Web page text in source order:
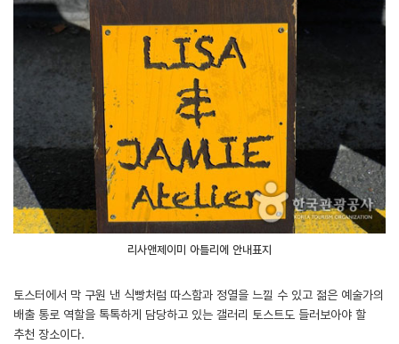
리사앤제이미 아틀리에 안내표지
토스터에서 막 구원 낸 식빵처럼 따스함과 정열을 느낄 수 있고 젊은 예술가의
배출 통로 역할을 톡톡하게 담당하고 있는 갤러리 토스트도 들러보아야 할
추천 장소이다.